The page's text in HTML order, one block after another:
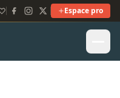
Espace pro